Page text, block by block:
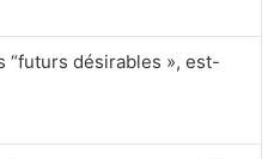
“futurs désirables », est-